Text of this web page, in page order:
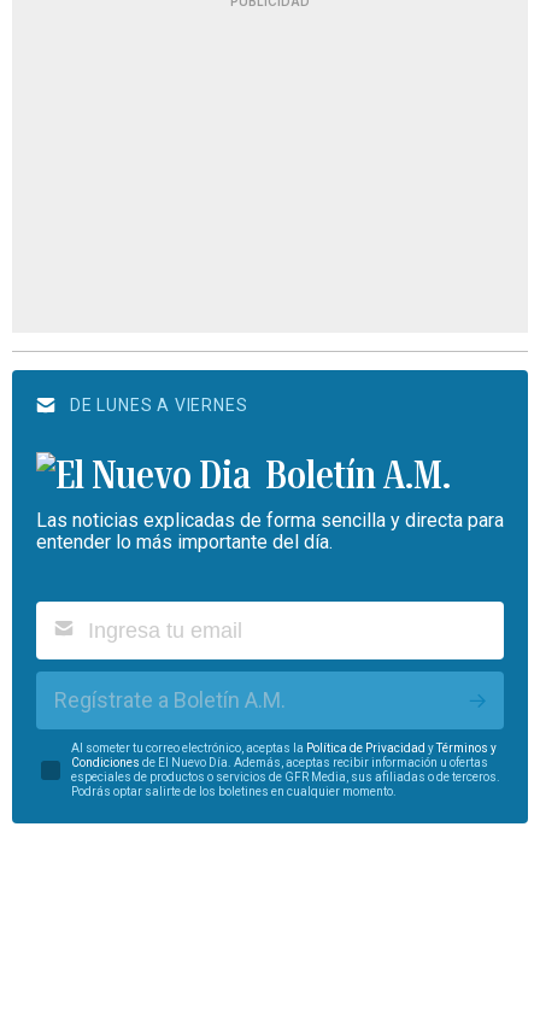
DE LUNES A VIERNES
Boletín A.M.
Las noticias explicadas de forma sencilla y directa para
entender lo más importante del día.
Regístrate a Boletín A.M.
Al someter tu correo electrónico, aceptas la Política de Privacidad yTérminos y
Condiciones de El Nuevo Día. Además, aceptas recibir información u ofertas
especiales de productos o servicios de GFR Media, sus afiliadas o de terceros.
Podrás optar salirte de los boletines en cualquier momento.